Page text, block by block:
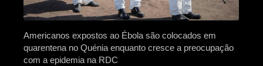
Americanos expostos ao Ébola são colocados em
quarentena no Quénia enquanto cresce a preocupação
com a epidemia na RDC